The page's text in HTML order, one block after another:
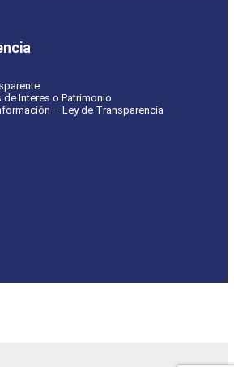
de Interes o Patrimonio
– Ley de Transparencia